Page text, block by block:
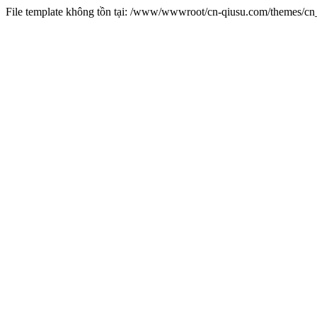
File template không tồn tại: /www/wwwroot/cn-qiusu.com/themes/